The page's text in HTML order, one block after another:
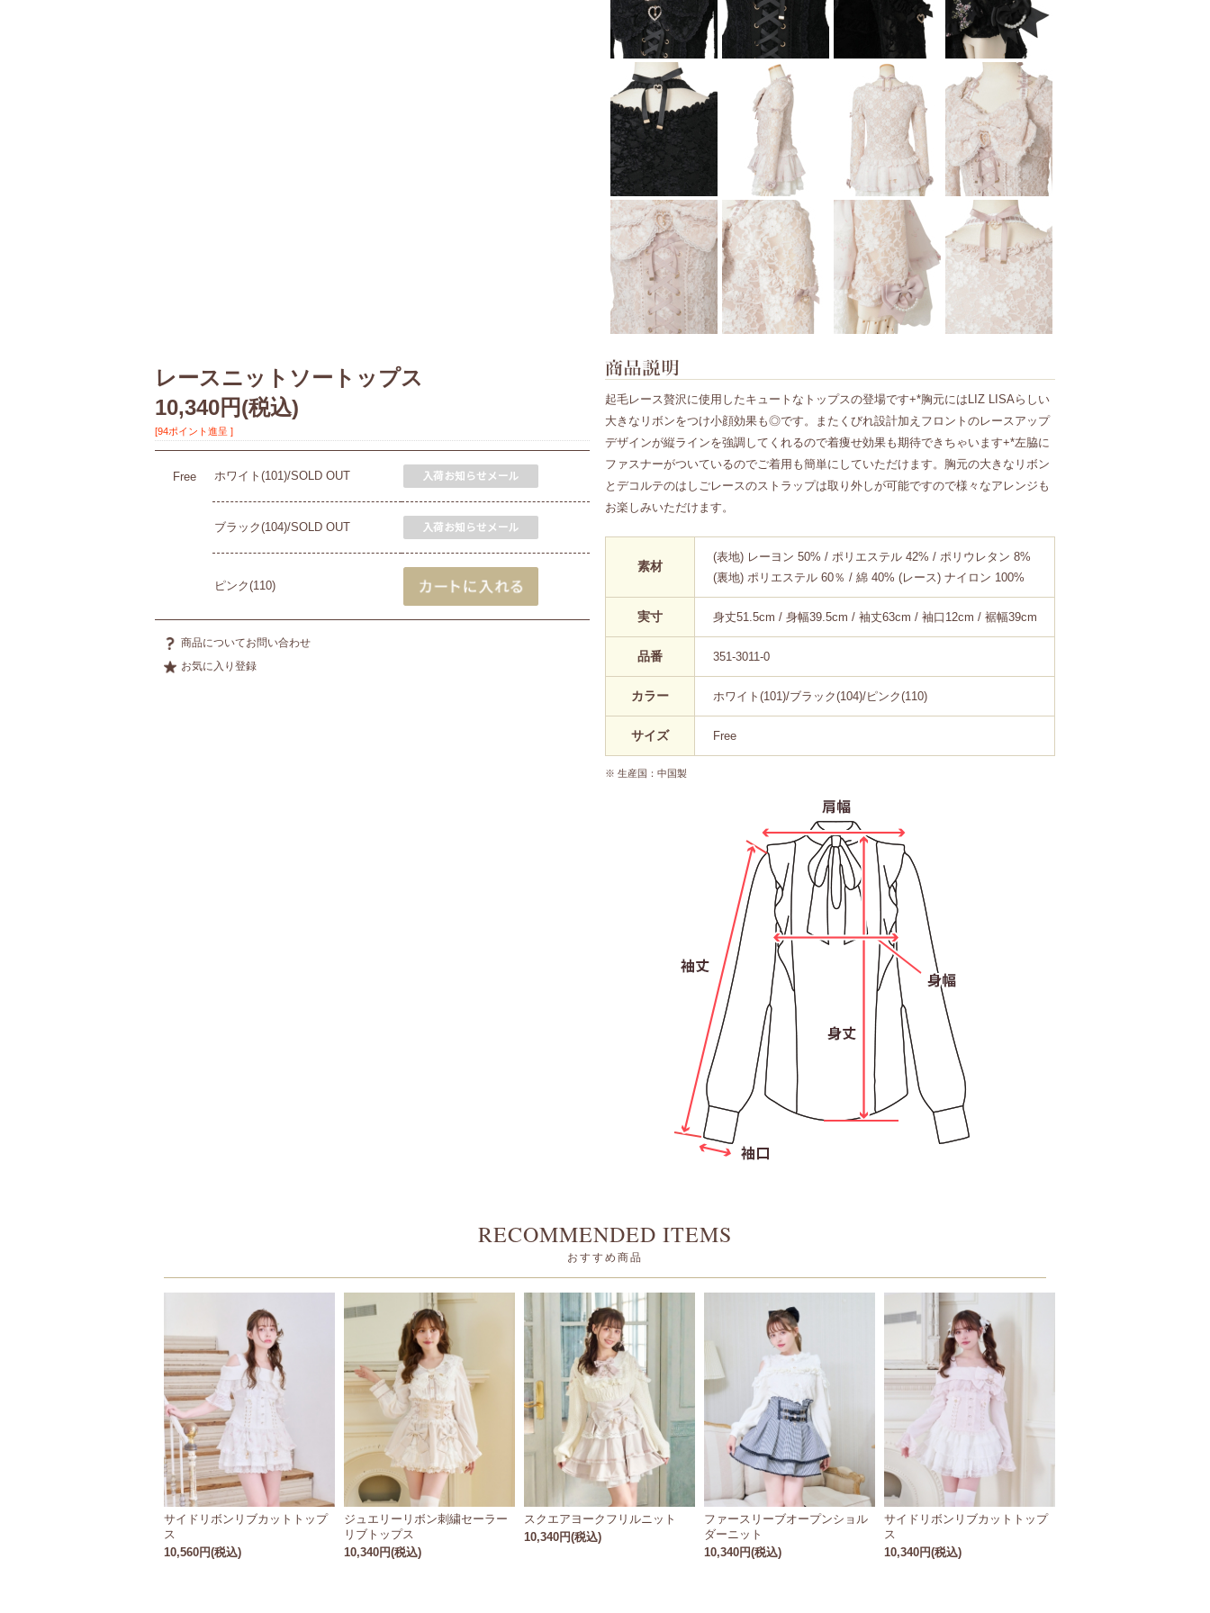
起毛レース贅沢に使用したキュートなトップスの登場です+*胸元にはLIZ LISAらしい
大きなリボンをつけ小顔効果も◎です。またくびれ設計加えフロントのレースアップ
デザインが縦ラインを強調してくれるので着痩せ効果も期待できちゃいます+*左脇に
ファスナーがついているのでご着用も簡単にしていただけます。胸元の大きなリボン
とデコルテのはしごレースのストラップは取り外しが可能ですので様々なアレンジも
お楽しみいただけます。
素材
(表地) レーヨン 50% / ポリエステル 42% / ポリウレタン 8%
(裏地) ポリエステル 60％ / 綿 40% (レース) ナイロン 100%
実寸 身丈51.5cm / 身幅39.5cm / 袖丈63cm / 袖口12cm / 裾幅39cm
品番 351-3011-0
カラー ホワイト(101)/ブラック(104)/ピンク(110)
サイズ Free
※ 生産国：中国製
レースニットソートップス
10,340円(税込)
[94ポイント進呈 ]
Free ホワイト(101)/SOLD OUT
ブラック(104)/SOLD OUT
ピンク(110)
RECOMMENDED ITEMS
おすすめ商品
サイドリボンリブカットトップ
ス
10,560円(税込)
ジュエリーリボン刺繍セーラー
リブトップス
10,340円(税込)
スクエアヨークフリルニット
10,340円(税込)
ファースリーブオープンショル
ダーニット
10,340円(税込)
サイドリボンリブカットトップ
ス
10,340円(税込)